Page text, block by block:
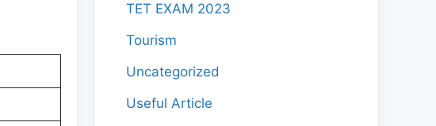
TET EXAM 2023
Tourism
Uncategorized
Useful Article